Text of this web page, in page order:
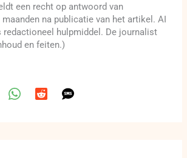
een recht op antwoord van
na publicatie van het artikel. AI
redactioneel hulpmiddel. De journalist
en feiten.)